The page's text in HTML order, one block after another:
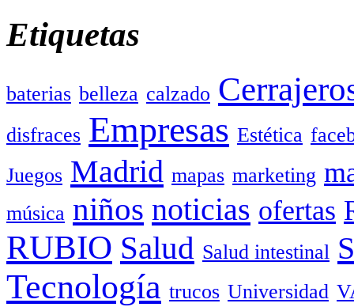
Etiquetas
baterias belleza calzado
disfraces Empresas Estética
Juegos Madrid mapas marketing
música niños noticias ofertas
RUBIO Salud Salud intestinal
Tecnología trucos Universidad